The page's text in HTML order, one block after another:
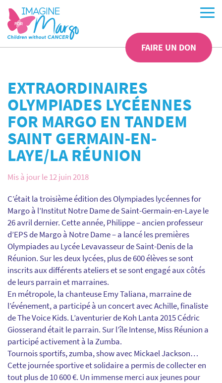
FAIRE UN DON
EXTRAORDINAIRES
OLYMPIADES LYCÉENNES
FOR MARGO EN TANDEM
SAINT GERMAIN-EN-
LAYE/LA RÉUNION
Mis à jour le 12 juin 2018
C’était la troisième édition des Olympiades lycéennes for
Margo à l’Institut Notre Dame de Saint-Germain-en-Laye le
26 avril dernier. Cette année, Philippe – ancien professeur
d’EPS de Margo à Notre Dame – a lancé les premières
Olympiades au Lycée Levavasseur de Saint-Denis de la
Réunion. Sur les deux lycées, plus de 600 élèves se sont
inscrits aux différents ateliers et se sont engagé aux côtés
de leurs parrain et marraines.
En métropole, la chanteuse Emy Taliana, marraine de
l’événement, a participé à un concert avec Achille, finaliste
de The Voice Kids. L’aventurier de Koh Lanta 2015 Cédric
Giosserand était le parrain. Sur l’île Intense, Miss Réunion a
participé activement à la Zumba.
Tournois sportifs, zumba, show avec Mickael Jackson…
Cette journée sportive et solidaire a permis de collecter en
tout plus de 10 600 €. Un immense merci aux jeunes pour